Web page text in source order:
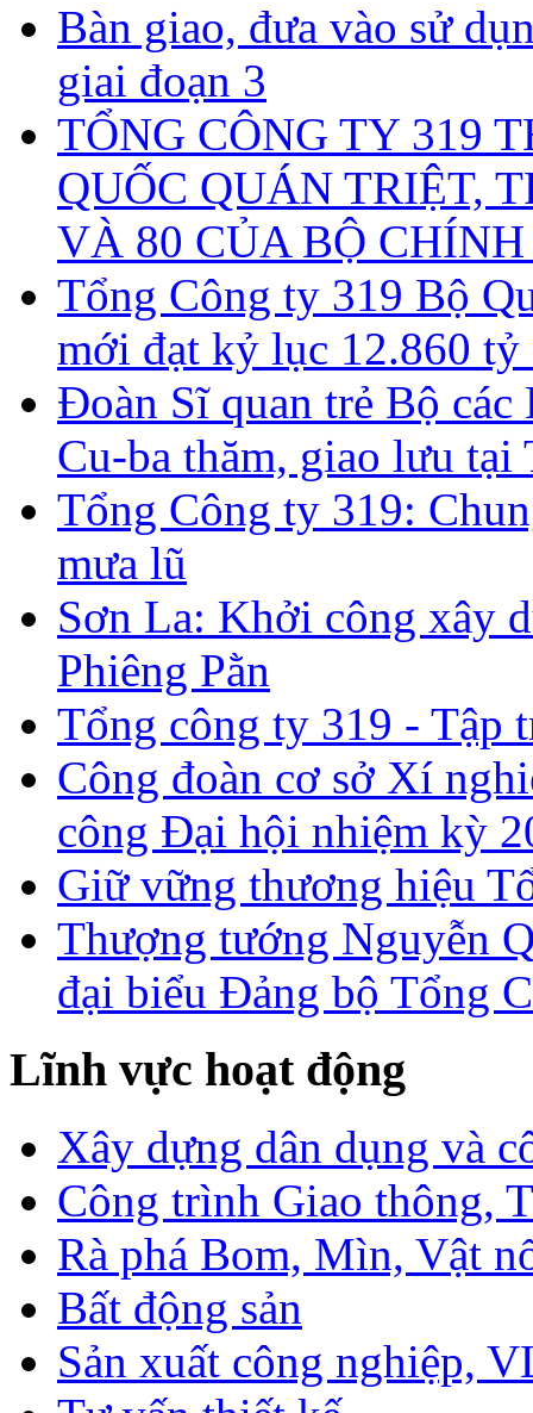
Bàn giao, đưa vào sử
giai đoạn 3
TỔNG CÔNG TY 319
QUỐC QUÁN TRIỆT,
VÀ 80 CỦA BỘ
Tổng Công ty 319 Bộ
mới đạt kỷ lục 12.860 tỷ
Đoàn Sĩ quan trẻ Bộ
Cu-ba thăm, giao lưu
Tổng Công ty 319:
mưa lũ
Sơn La: Khởi công xây
Phiêng Pằn
Tổng công ty 319 - Tập
Công đoàn cơ sở Xí
công Đại hội nhiệm kỳ
Giữ vững thương hiệu
Thượng tướng Nguyễn
đại biểu Đảng bộ Tổng
Lĩnh vực hoạt động
Xây dựng dân dụng và
Công trình Giao thông,
Rà phá Bom, Mìn, Vật
Bất động sản
Sản xuất công nghiệp,